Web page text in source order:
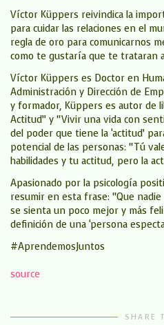
Víctor Küppers reivindica la
para cuidar las relaciones en el
regla de oro para comunicarnos
como te gustaría que te trataran
Víctor Küppers es Doctor en
Administración y Dirección de
y formador, Küppers es autor de
Actitud” y “Vivir una vida con
del poder que tiene la ‘actitud’
potencial de las personas: “Tú
habilidades y tu actitud, pero la
Apasionado por la psicología
resumir en esta frase: “Que
se sienta un poco mejor y más
definición de una ‘persona
#AprendemosJuntos
source
SHARE